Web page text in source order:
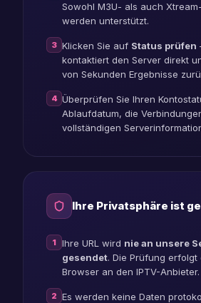
Sowohl M3U- als auch
werden unterstützt.
3 Klicken Sie auf Status prüfen
kontaktiert den Server direkt
von Sekunden Ergebnisse
4 Überprüfen Sie Ihren
Ablaufdatum, die
vollständigen
Ihre Privatsphäre ist
1 Ihre URL wird nie an unsere
gesendet. Die Prüfung erfolgt
Browser an den IPTV-Anbieter.
2 Es werden keine Daten